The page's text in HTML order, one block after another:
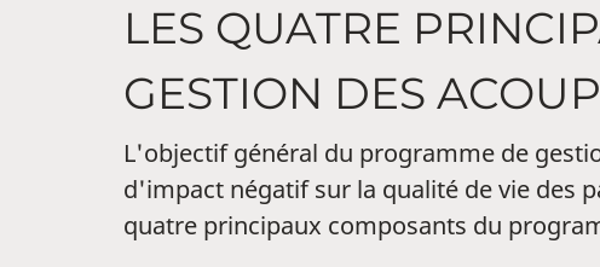
LES QUATRE
GESTION DES
L'objectif général du programme de
d'impact négatif sur la qualité de vie des
quatre principaux composants du